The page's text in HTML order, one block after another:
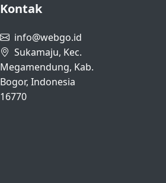
Kontak
info@webgo.id
Sukamaju, Kec.
Megamendung, Kab.
Bogor, Indonesia
16770